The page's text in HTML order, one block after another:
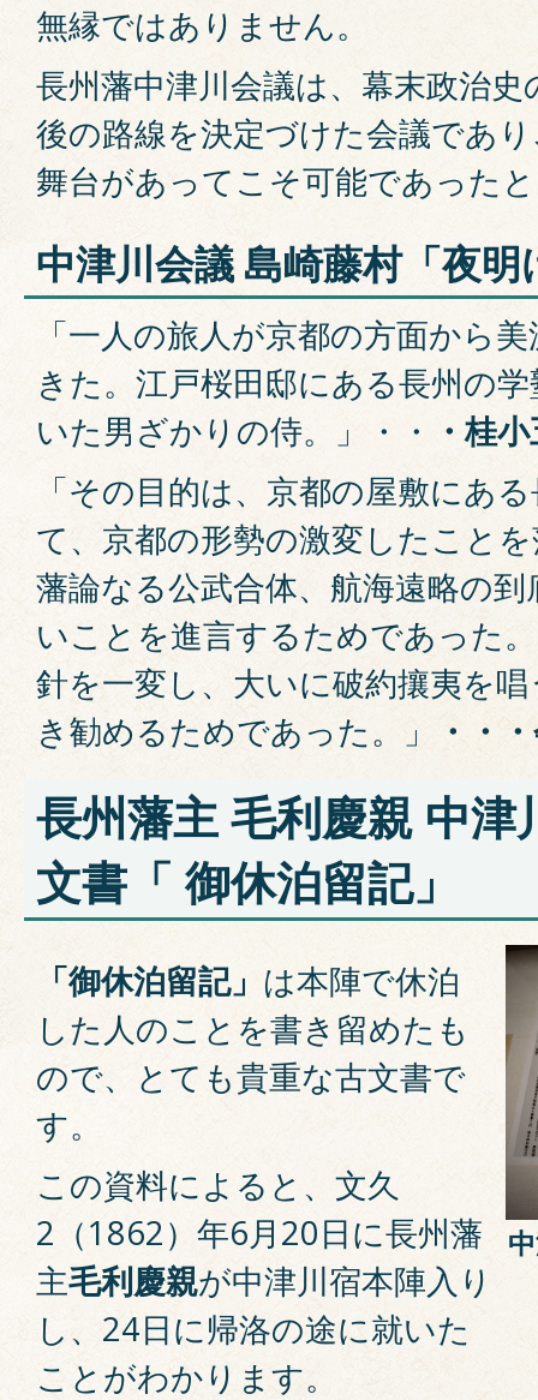
無縁ではありません。
長州藩中津川会議は、幕末政治
後の路線を決定づけた会議であり
舞台があってこそ可能であった
中津川会議 島崎藤村「夜
「一人の旅人が京都の方面から
きた。江戸桜田邸にある長州の
いた男ざかりの侍。」・・ ・桂
「その目的は、京都の屋敷にあ
て、京都の形勢の激変したこと
藩論なる公武合体、航海遠略の
いことを進言するためであった
針を一変し、大いに破約攘夷を
き勧めるためであった。」
・・
長州藩主 毛利慶親 中津
文書「 御休泊留記」
「御休泊留記」 は本陣で休泊
した人のことを書き留めたも
ので、とても貴重な古文書で
す。
この資料によると、文久
2（1862）年6月20日に長州藩
主毛利慶親が中津川宿本陣入り
し、24日に帰洛の途に就いた
ことがわかります。